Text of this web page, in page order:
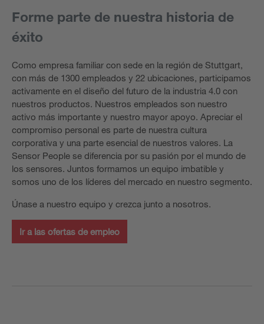
Forme parte de nuestra historia de
éxito
Como empresa familiar con sede en la región de Stuttgart,
con más de 1300 empleados y 22 ubicaciones, participamos
activamente en el diseño del futuro de la industria 4.0 con
nuestros productos. Nuestros empleados son nuestro
activo más importante y nuestro mayor apoyo. Apreciar el
compromiso personal es parte de nuestra cultura
corporativa y una parte esencial de nuestros valores. La
Sensor People se diferencia por su pasión por el mundo de
los sensores. Juntos formamos un equipo imbatible y
somos uno de los líderes del mercado en nuestro segmento.
Únase a nuestro equipo y crezca junto a nosotros.
Ir a las ofertas de empleo